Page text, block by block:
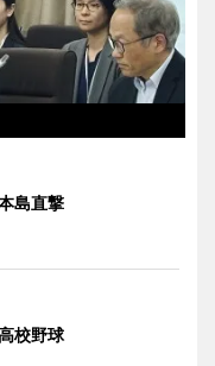
島直撃
校野球